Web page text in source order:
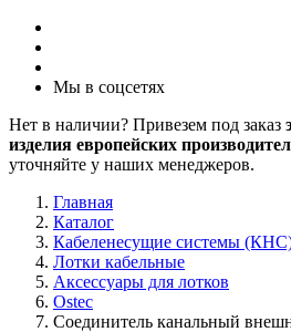
Мы в соцсетях
Нет в наличии? Привезем под заказ
изделия европейских
уточняйте у наших менеджеров.
Главная
Каталог
Кабеленесущие системы
Лотки кабельные
Аксессуары для лотков
Ostec
Соединитель канальный